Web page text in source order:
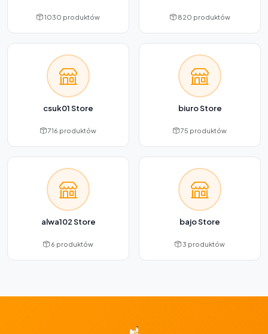
1030 produktów 820 produktów
csuk01 Store
716 produktów
biuro Store
75 produktów
alwa102 Store
6 produktów
bajo Store
3 produktów